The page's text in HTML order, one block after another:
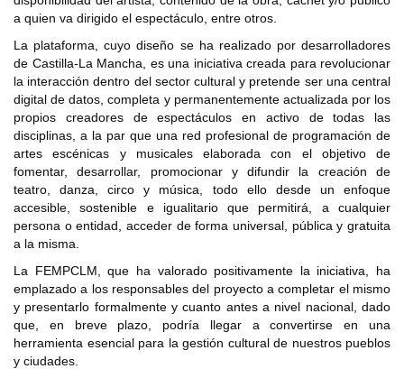
a quien va dirigido el espectáculo, entre otros.
La plataforma, cuyo diseño se ha realizado por desarrolladores
de Castilla-La Mancha, es una iniciativa creada para revolucionar
la interacción dentro del sector cultural y pretende ser una central
digital de datos, completa y permanentemente actualizada por los
propios creadores de espectáculos en activo de todas las
disciplinas, a la par que una red profesional de programación de
artes escénicas y musicales elaborada con el objetivo de
fomentar, desarrollar, promocionar y difundir la creación de
teatro, danza, circo y música, todo ello desde un enfoque
accesible, sostenible e igualitario que permitirá, a cualquier
persona o entidad, acceder de forma universal, pública y gratuita
a la misma.
La FEMPCLM, que ha valorado positivamente la iniciativa, ha
emplazado a los responsables del proyecto a completar el mismo
y presentarlo formalmente y cuanto antes a nivel nacional, dado
que, en breve plazo, podría llegar a convertirse en una
herramienta esencial para la gestión cultural de nuestros pueblos
y ciudades.